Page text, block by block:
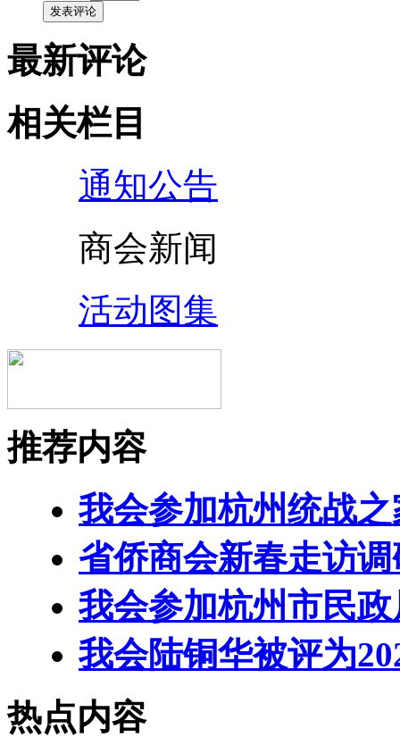
发表评论
最新评论
相关栏目
通知公告
商会新闻
活动图集
推荐内容
我会参加杭州统战
省侨商会新春走访
我会参加杭州市民
我会陆铜华被评为
热点内容